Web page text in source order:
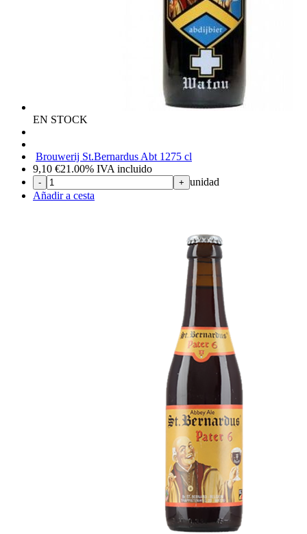
EN STOCK
Brouwerij St.Bernardus Abt 1275 cl
9,10 €21.00% IVA incluido
- + unidad
Añadir a cesta